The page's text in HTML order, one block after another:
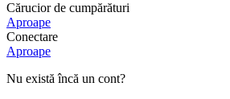
Cărucior de cumpărături
Aproape
Conectare
Aproape
Nu există încă un cont?